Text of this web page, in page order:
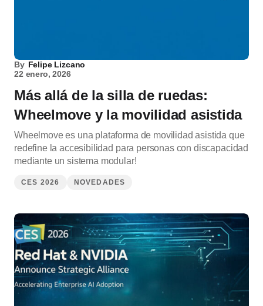
By Felipe Lizcano
22 enero, 2026
Más allá de la silla de ruedas:
Wheelmove y la movilidad asistida
Wheelmove es una plataforma de movilidad asistida que
redefine la accesibilidad para personas con discapacidad
mediante un sistema modular!
CES 2026 NOVEDADES